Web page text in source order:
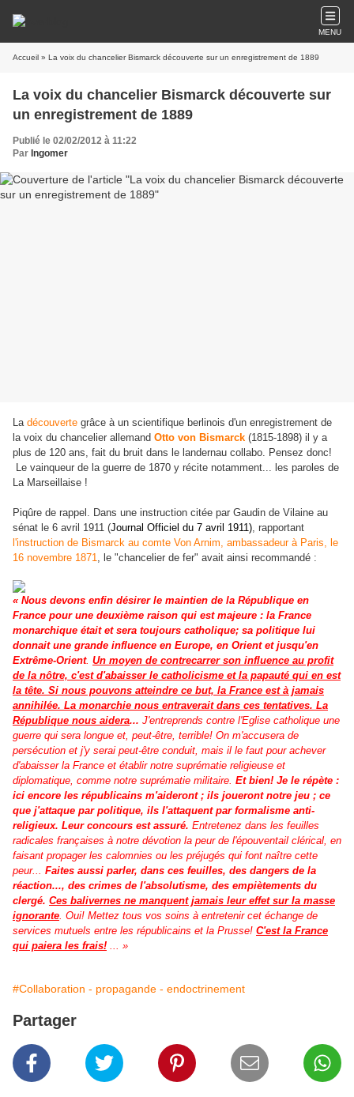
MENU
Accueil » La voix du chancelier Bismarck découverte sur un enregistrement de 1889
La voix du chancelier Bismarck découverte sur
un enregistrement de 1889
Publié le 02/02/2012 à 11:22
Par Ingomer
La découverte grâce à un scientifique berlinois d'un enregistrement de
la voix du chancelier allemand Otto von Bismarck (1815-1898) il y a
plus de 120 ans, fait du bruit dans le landernau collabo. Pensez donc!
Le vainqueur de la guerre de 1870 y récite notamment... les paroles de
La Marseillaise !
Piqûre de rappel. Dans une instruction citée par Gaudin de Vilaine au
sénat le 6 avril 1911 (Journal Officiel du 7 avril 1911), rapportant
l'instruction de Bismarck au comte Von Arnim, ambassadeur à Paris, le
16 novembre 1871, le "chancelier de fer" avait ainsi recommandé :
« Nous devons enfin désirer le maintien de la République en
France pour une deuxième raison qui est majeure : la France
monarchique était et sera toujours catholique; sa politique lui
donnait une grande influence en Europe, en Orient et jusqu'en
Extrême-Orient. Un moyen de contrecarrer son influence au profit
de la nôtre, c'est d'abaisser le catholicisme et la papauté qui en est
la tête. Si nous pouvons atteindre ce but, la France est à jamais
annihilée. La monarchie nous entraverait dans ces tentatives. La
République nous aidera... J'entreprends contre l'Eglise catholique une
guerre qui sera longue et, peut-être, terrible! On m'accusera de
persécution et j'y serai peut-être conduit, mais il le faut pour achever
d'abaisser la France et établir notre suprématie religieuse et
diplomatique, comme notre suprématie militaire. Et bien! Je le répète :
ici encore les républicains m'aideront ; ils joueront notre jeu ; ce
que j'attaque par politique, ils l'attaquent par formalisme anti-
religieux. Leur concours est assuré. Entretenez dans les feuilles
radicales françaises à notre dévotion la peur de l'épouventail clérical, en
faisant propager les calomnies ou les préjugés qui font naître cette
peur... Faites aussi parler, dans ces feuilles, des dangers de la
réaction..., des crimes de l'absolutisme, des empiètements du
clergé. Ces balivernes ne manquent jamais leur effet sur la masse
ignorante. Oui! Mettez tous vos soins à entretenir cet échange de
services mutuels entre les républicains et la Prusse! C'est la France
qui paiera les frais! ... »
#Collaboration - propagande - endoctrinement
Partager